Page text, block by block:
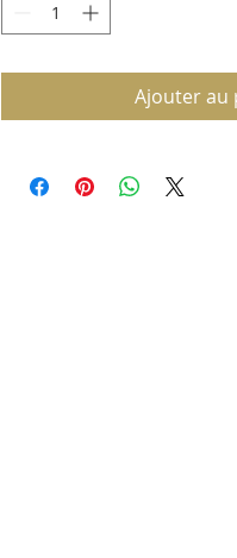
Ajouter au